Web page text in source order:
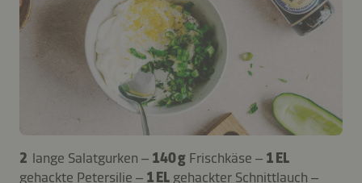
2 lange Salatgurken – 140 g Frischkäse – 1 EL
gehackte Petersilie – 1 EL gehackter Schnittlauch –